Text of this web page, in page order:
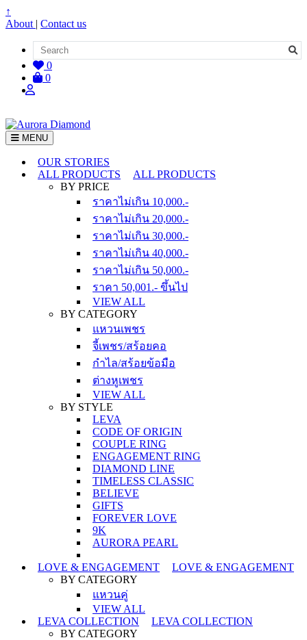
↑
About | Contact us
0
0
MENU
OUR STORIES
ALL PRODUCTS
ALL PRODUCTS
BY PRICE
ราคาไม่เกิน 10,000.-
ราคาไม่เกิน 20,000.-
ราคาไม่เกิน 30,000.-
ราคาไม่เกิน 40,000.-
ราคาไม่เกิน 50,000.-
ราคา 50,001.- ขึ้นไป
VIEW ALL
BY CATEGORY
แหวนเพชร
จี้เพชร/สร้อยคอ
กำไล/สร้อยข้อมือ
ต่างหูเพชร
VIEW ALL
BY STYLE
LEVA
CODE OF ORIGIN
COUPLE RING
ENGAGEMENT RING
DIAMOND LINE
TIMELESS CLASSIC
BELIEVE
GIFTS
FOREVER LOVE
9K
AURORA PEARL
LOVE & ENGAGEMENT
LOVE & ENGAGEMENT
BY CATEGORY
แหวนคู่
VIEW ALL
LEVA COLLECTION
LEVA COLLECTION
BY CATEGORY